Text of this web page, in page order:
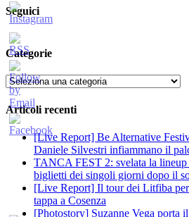
Seguici
Categorie
Categorie
Articoli recenti
[Live Report] Be Alternative
Daniele Silvestri infiammano il
TANCA FEST 2: svelata la lineup
biglietti dei singoli giorni dopo il
[Live Report] Il tour dei Litfiba
tappa a Cosenza
[Photostory] Suzanne Vega porta